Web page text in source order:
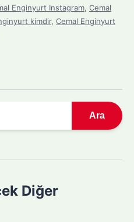
Enginyurt Instagram, Cemal
kimdir, Cemal Enginyurt
Ara
Diğer